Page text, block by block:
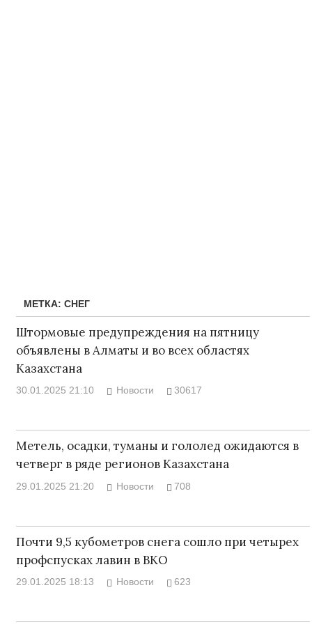
МЕТКА: СНЕГ
Штормовые предупреждения на пятницу
объявлены в Алматы и во всех областях
Казахстана
30.01.2025 21:10 Новости 30617
Метель, осадки, туманы и гололед ожидаются в
четверг в ряде регионов Казахстана
29.01.2025 21:20 Новости 708
Почти 9,5 кубометров снега сошло при четырех
профспусках лавин в ВКО
29.01.2025 18:13 Новости 623